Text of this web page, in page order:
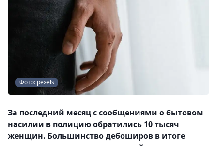
Фото: pexels
За последний месяц с сообщениями о бытовом
насилии в полицию обратились 10 тысяч
женщин. Большинство дебоширов в итоге